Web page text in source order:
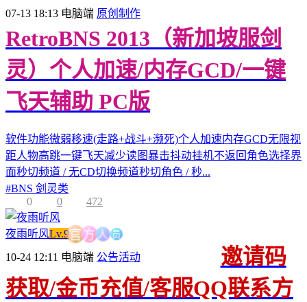
07-13 18:13 电脑端 原创制作
RetroBNS 2013（新加坡服剑
灵）个人加速/内存GCD/一键
飞天辅助 PC版
软件功能微弱移速(走路+战斗+濒死)个人加速内存GCD无限视
距人物高跳一键飞天减少读图暴击抖动挂机不返回角色选择界
面秒切频道 / 无CD切换频道秒切角色 / 秒...
#BNS 剑灵类
0
0 472
夜雨听风Lv.9官 方人员
10-24 12:11 电脑端 公告活动
邀请码
获取/金币充值/客服QQ联系方